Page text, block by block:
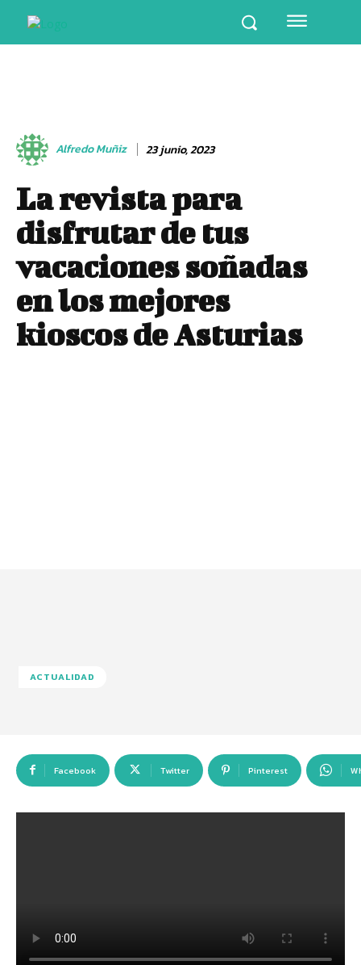
Alfredo Muñiz 23 junio, 2023
La revista para
disfrutar de tus
vacaciones soñadas
en los mejores
kioscos de Asturias
ACTUALIDAD
Facebook Twitter Pinterest